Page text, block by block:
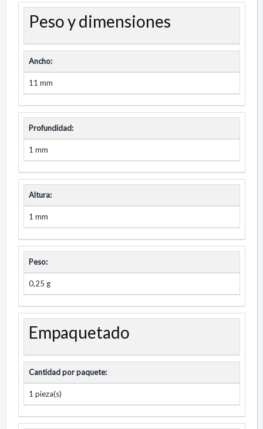
Peso y dimensiones
Ancho:
11 mm
Profundidad:
1 mm
Altura:
1 mm
Peso:
0,25 g
Empaquetado
Cantidad por paquete:
1 pieza(s)